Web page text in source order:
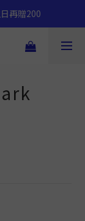
再贈200